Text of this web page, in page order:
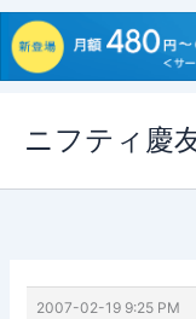
ス
ニフティ慶
2007-02-19 9:25 PM